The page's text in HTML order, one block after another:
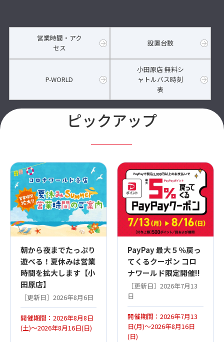
営業時間・アク
セス
設置台数
P-WORLD
小田原店 無料シ
ャトルバス時刻
表
ピックアップ
朝から夜までたっぷり
遊べる！夏休みは営業
時間を拡大します【小
田原店】
［更新日］2026年8月6日
開催期間：2026年8月8日
(土)～2026年8月16日(日)
PayPay 最大５％戻っ
てくるクーポン コロ
ナワールド限定開催!!
［更新日］2026年7月13
日
開催期間：2026年7月13
日(月)～2026年8月16日
(日)